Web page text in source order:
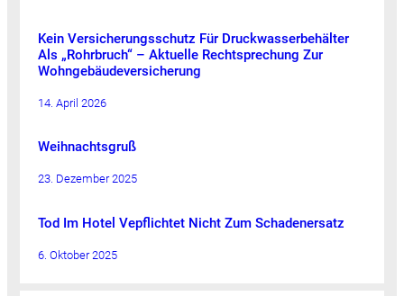
Kein Versicherungsschutz Für Druckwasserbehälter
Als „Rohrbruch“ – Aktuelle Rechtsprechung Zur
Wohngebäudeversicherung
14. April 2026
Weihnachtsgruß
23. Dezember 2025
Tod Im Hotel Vepflichtet Nicht Zum Schadenersatz
6. Oktober 2025